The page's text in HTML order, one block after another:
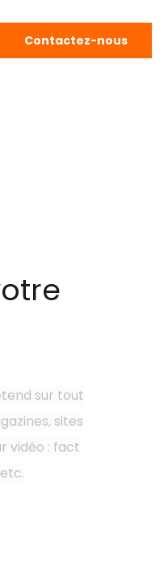
Contactez-nous
sur tout
sites
vidéo : fact